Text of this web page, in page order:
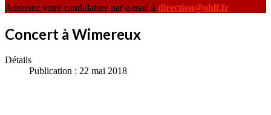
Adressez votre candidature par e-mail à direction@ohlf.fr
Concert à Wimereux
Détails
Publication : 22 mai 2018